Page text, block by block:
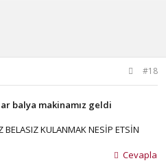
#18
balya makinamız geldi
BELASIZ KULANMAK NESİP ETSİN
Cevapla